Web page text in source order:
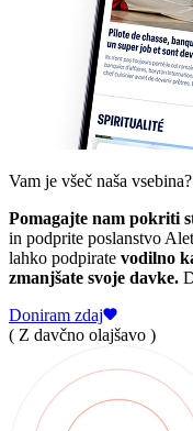
Vam je všeč naša vsebina?
Pomagajte nam pokriti
in podprite poslanstvo
lahko podpirate vodilno
zmanjšate svoje davke.
Doniram zdaj
( Z davčno olajšavo )